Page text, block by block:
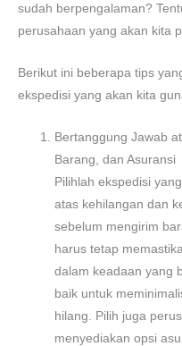
sudah berpengalaman?
perusahaan yang akan kita
Berikut ini beberapa tips
ekspedisi yang akan kita
Bertanggung Jawab
Barang, dan Asuransi
Pilihlah ekspedisi
atas kehilangan dan
sebelum mengirim
harus tetap
dalam keadaan yang
baik untuk
hilang. Pilih juga
menyediakan opsi